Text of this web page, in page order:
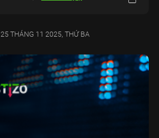
25 THÁNG 11 2025, THỨ BA